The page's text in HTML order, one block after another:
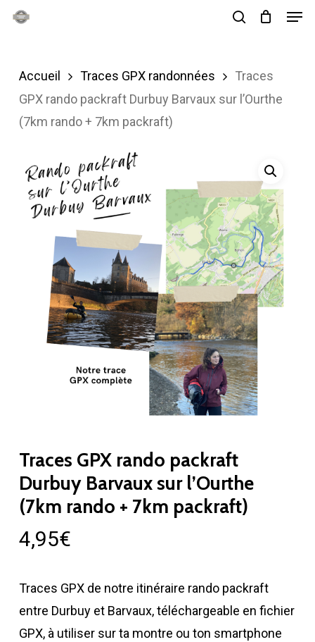
Skip
content
Accueil Traces GPX randonnées
Traces
GPX rando packraft Durbuy Barvaux sur l’Ourthe
(7km rando + 7km packraft)
Traces GPX rando packraft
Durbuy Barvaux sur l’Ourthe
(7km rando + 7km packraft)
4,95€
Traces GPX de notre itinéraire rando packraft
entre Durbuy et Barvaux, téléchargeable en fichier
GPX, à utiliser sur ta montre ou ton smartphone